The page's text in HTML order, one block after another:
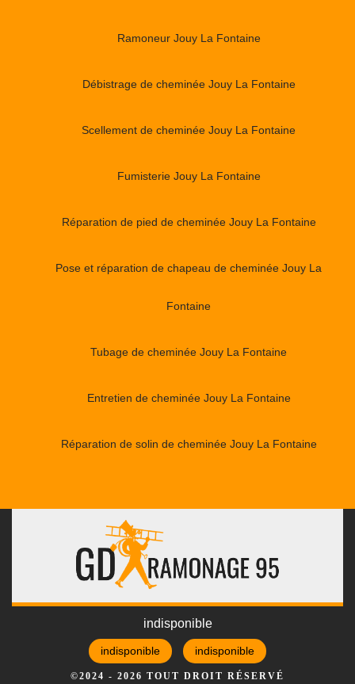
Ramoneur Jouy La Fontaine
Débistrage de cheminée Jouy La Fontaine
Scellement de cheminée Jouy La Fontaine
Fumisterie Jouy La Fontaine
Réparation de pied de cheminée Jouy La Fontaine
Pose et réparation de chapeau de cheminée Jouy La
Fontaine
Tubage de cheminée Jouy La Fontaine
Entretien de cheminée Jouy La Fontaine
Réparation de solin de cheminée Jouy La Fontaine
indisponible
indisponible indisponible
©2024 - 2026 TOUT DROIT RÉSERVÉ